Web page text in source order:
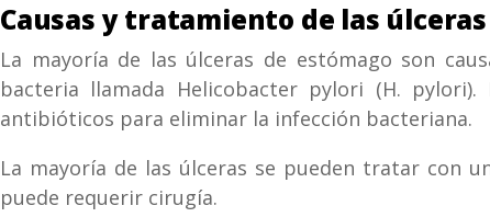
Causas y tratamiento de las
La mayoría de las úlceras de estómago son
bacteria llamada Helicobacter pylori (H.
antibióticos para eliminar la infección bacteriana.
La mayoría de las úlceras se pueden tratar con
puede requerir cirugía.